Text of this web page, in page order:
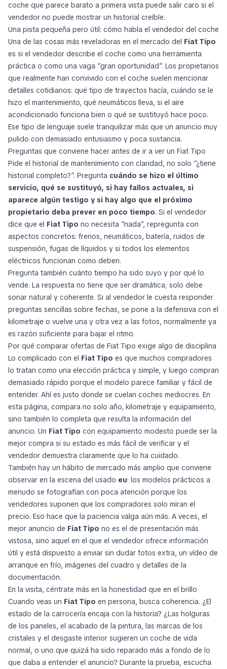
coche que parece barato a primera vista puede salir caro si el
vendedor no puede mostrar un historial creíble.
Una pista pequeña pero útil: cómo habla el vendedor del coche
Una de las cosas más reveladoras en el mercado del Fiat Tipo
es si el vendedor describe el coche como una herramienta
práctica o como una vaga “gran oportunidad”. Los propietarios
que realmente han convivido con el coche suelen mencionar
detalles cotidianos: qué tipo de trayectos hacía, cuándo se le
hizo el mantenimiento, qué neumáticos lleva, si el aire
acondicionado funciona bien o qué se sustituyó hace poco.
Ese tipo de lenguaje suele tranquilizar más que un anuncio muy
pulido con demasiado entusiasmo y poca sustancia.
Preguntas que conviene hacer antes de ir a ver un Fiat Tipo
Pide el historial de mantenimiento con claridad, no solo “¿tiene
historial completo?”. Pregunta cuándo se hizo el último
servicio, qué se sustituyó, si hay fallos actuales, si
aparece algún testigo y si hay algo que el próximo
propietario deba prever en poco tiempo. Si el vendedor
dice que el Fiat Tipo no necesita “nada”, repregunta con
aspectos concretos: frenos, neumáticos, batería, ruidos de
suspensión, fugas de líquidos y si todos los elementos
eléctricos funcionan como deben.
Pregunta también cuánto tiempo ha sido suyo y por qué lo
vende. La respuesta no tiene que ser dramática; solo debe
sonar natural y coherente. Si al vendedor le cuesta responder
preguntas sencillas sobre fechas, se pone a la defensiva con el
kilometraje o vuelve una y otra vez a las fotos, normalmente ya
es razón suficiente para bajar el ritmo.
Por qué comparar ofertas de Fiat Tipo exige algo de disciplina
Lo complicado con el Fiat Tipo es que muchos compradores
lo tratan como una elección práctica y simple, y luego compran
demasiado rápido porque el modelo parece familiar y fácil de
entender. Ahí es justo donde se cuelan coches mediocres. En
esta página, compara no solo año, kilometraje y equipamiento,
sino también lo completa que resulta la información del
anuncio. Un Fiat Tipo con equipamiento modesto puede ser la
mejor compra si su estado es más fácil de verificar y el
vendedor demuestra claramente que lo ha cuidado.
También hay un hábito de mercado más amplio que conviene
observar en la escena del usado eu: los modelos prácticos a
menudo se fotografían con poca atención porque los
vendedores suponen que los compradores solo miran el
precio. Eso hace que la paciencia valga aún más. A veces, el
mejor anuncio de Fiat Tipo no es el de presentación más
vistosa, sino aquel en el que el vendedor ofrece información
útil y está dispuesto a enviar sin dudar fotos extra, un vídeo de
arranque en frío, imágenes del cuadro y detalles de la
documentación.
En la visita, céntrate más en la honestidad que en el brillo
Cuando veas un Fiat Tipo en persona, busca coherencia. ¿El
estado de la carrocería encaja con la historia? ¿Las holguras
de los paneles, el acabado de la pintura, las marcas de los
cristales y el desgaste interior sugieren un coche de vida
normal, o uno que quizá ha sido reparado más a fondo de lo
que daba a entender el anuncio? Durante la prueba, escucha